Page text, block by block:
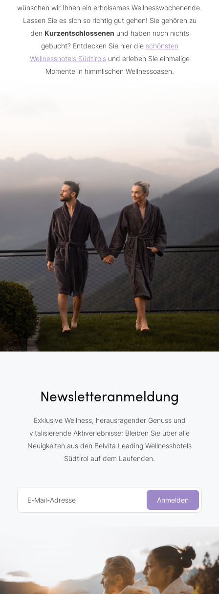
Jacke
Zwei Paar Schuhe (ein sportliches und ein
eleganteres)
Sportbekleidung für Yoga oder andere
Sportarten Ihrer Wahl (Wandern, Mountainbiken,
Golfen usw.)
Handcreme
Damenhygieneartikel
Schminkutensilien und Abschminktücher
Parfüm oder Aftershave
wünschen wir Ihnen ein erholsames Wellnesswochenende.
Lassen Sie es sich so richtig gut gehen! Sie gehören zu
den Kurzentschlossenen und haben noch nichts
gebucht? Entdecken Sie hier die schönsten
Wellnesshotels Südtirolsund erleben Sie einmalige
Momente in himmlischen Wellnessoasen.
Newsletteranmeldung
Exklusive Wellness, herausragender Genuss und
vitalisierende Aktiverlebnisse: Bleiben Sie über alle
Neuigkeiten aus den Belvita Leading Wellnesshotels
Südtirol auf dem Laufenden.
E-Mail-Adresse Anmelden